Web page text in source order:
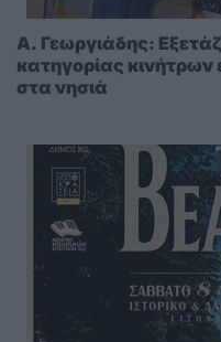
A. Γεωργιάδης:
κατηγορίας κινήτρων
στα νησιά